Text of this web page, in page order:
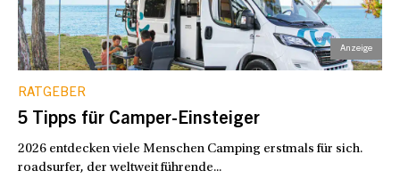
RATGEBER
5 Tipps für Camper-Einsteiger
2026 entdecken viele Menschen Camping erstmals für sich.
roadsurfer, der weltweit führende...